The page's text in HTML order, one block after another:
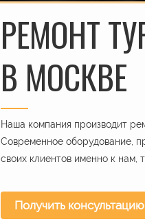
РЕМОНТ
В МОСКВЕ
Наша компания производит
Современное оборудование,
своих клиентов именно к нам,
Получить консультацию